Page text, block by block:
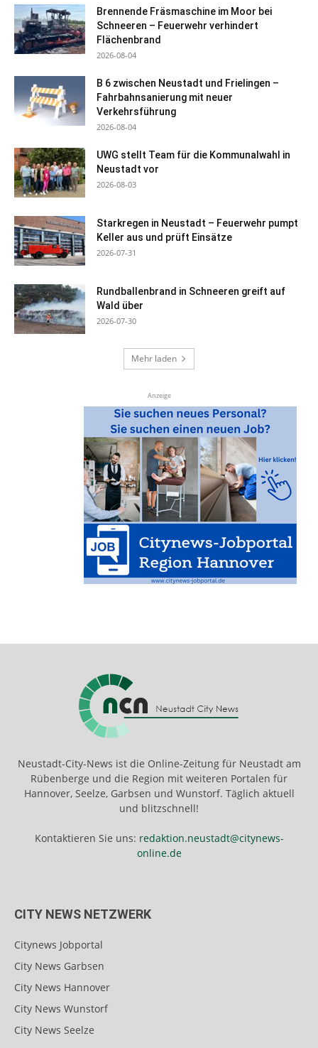
Brennende Fräsmaschine im Moor bei
Schneeren – Feuerwehr verhindert
Flächenbrand
2026-08-04
B 6 zwischen Neustadt und Frielingen –
Fahrbahnsanierung mit neuer
Verkehrsführung
2026-08-04
UWG stellt Team für die Kommunalwahl in
Neustadt vor
2026-08-03
Starkregen in Neustadt – Feuerwehr pumpt
Keller aus und prüft Einsätze
2026-07-31
Rundballenbrand in Schneeren greift auf
Wald über
2026-07-30
Mehr laden
Anzeige
Neustadt-City-News ist die Online-Zeitung für Neustadt am
Rübenberge und die Region mit weiteren Portalen für
Hannover, Seelze, Garbsen und Wunstorf. Täglich aktuell
und blitzschnell!
Kontaktieren Sie uns: redaktion.neustadt@citynews-
online.de
CITY NEWS NETZWERK
Citynews Jobportal
City News Garbsen
City News Hannover
City News Wunstorf
City News Seelze